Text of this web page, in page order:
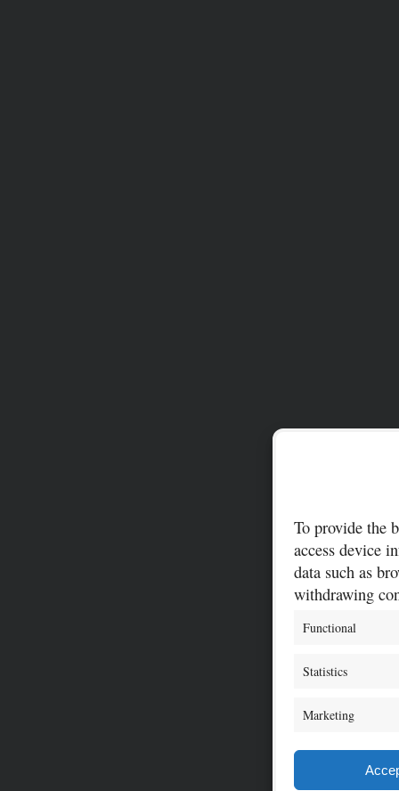
To provide the
access device
data such as
withdrawing
Functional
Statistics
Marketing